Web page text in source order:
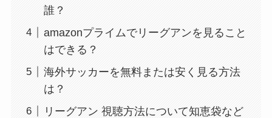
誰？
amazonプライムでリーグアンを見ること
はできる？
海外サッカーを無料または安く見る方法
は？
リーグアン 視聴方法について知恵袋など